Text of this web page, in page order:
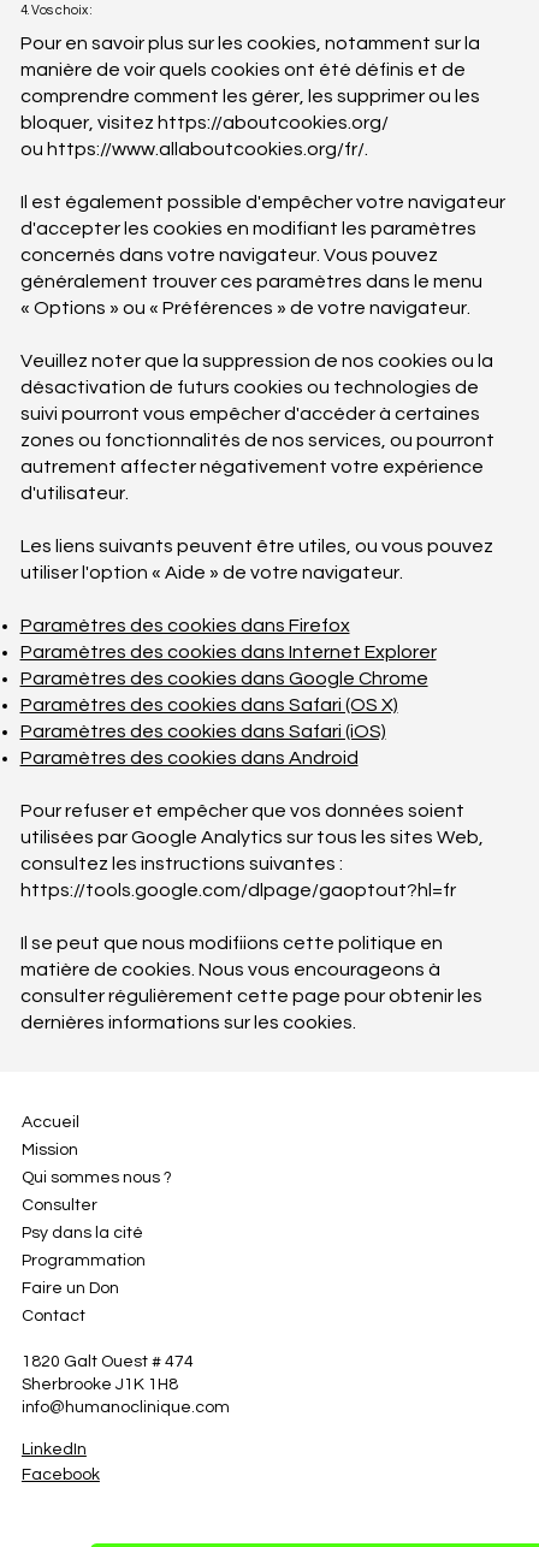
4. Vos choix :
Pour en savoir plus sur les cookies, notamment sur la
manière de voir quels cookies ont été définis et de
comprendre comment les gérer, les supprimer ou les
bloquer, visitez https://aboutcookies.org/
ou https://www.allaboutcookies.org/fr/.
Il est également possible d'empêcher votre navigateur
d'accepter les cookies en modifiant les paramètres
concernés dans votre navigateur. Vous pouvez
généralement trouver ces paramètres dans le menu
« Options » ou « Préférences » de votre navigateur.
Veuillez noter que la suppression de nos cookies ou la
désactivation de futurs cookies ou technologies de
suivi pourront vous empêcher d'accéder à certaines
zones ou fonctionnalités de nos services, ou pourront
autrement affecter négativement votre expérience
d'utilisateur.
Les liens suivants peuvent être utiles, ou vous pouvez
utiliser l'option « Aide » de votre navigateur.
Paramètres des cookies dans Firefox
Paramètres des cookies dans Internet Explorer
Paramètres des cookies dans Google Chrome
Paramètres des cookies dans Safari (OS X)
Paramètres des cookies dans Safari (iOS)
Paramètres des cookies dans Android
Pour refuser et empêcher que vos données soient
utilisées par Google Analytics sur tous les sites Web,
consultez les instructions suivantes :
https://tools.google.com/dlpage/gaoptout?hl=fr
Il se peut que nous modifiions cette politique en
matière de cookies. Nous vous encourageons à
consulter régulièrement cette page pour obtenir les
dernières informations sur les cookies.
Accueil
Mission
Qui sommes nous ?
Consulter
Psy dans la cité
Programmation
Faire un Don
Contact
1820 Galt Ouest # 474
Sherbrooke J1K 1H8
info@humanoclinique.com
LinkedIn
Facebook